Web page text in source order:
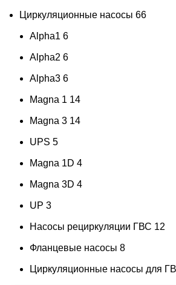
Циркуляционные насосы 66
Alpha1 6
Alpha2 6
Alpha3 6
Magna 1 14
Magna 3 14
UPS 5
Magna 1D 4
Magna 3D 4
UP 3
Насосы рециркуляции ГВС 12
Фланцевые насосы 8
Циркуляционные насосы для